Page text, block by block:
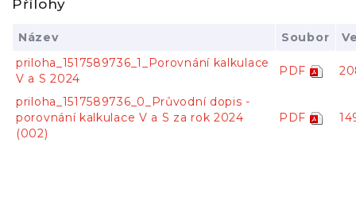
Přílohy
Název Soubor
priloha_1517589736_1_Porovnání kalkulace
V a S 2024
PDF
priloha_1517589736_0_Průvodní dopis -
porovnání kalkulace V a S za rok 2024
(002)
PDF